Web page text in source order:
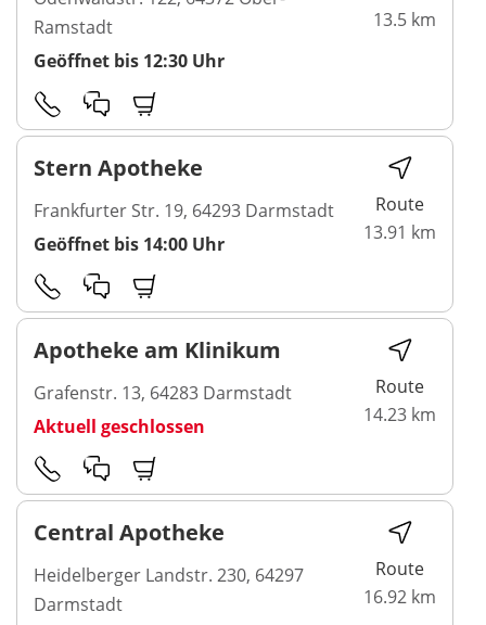
Ramstadt
Geöffnet bis 12:30 Uhr
13.5 km
Stern Apotheke
Frankfurter Str. 19, 64293 Darmstadt
Geöffnet bis 14:00 Uhr
Route
13.91 km
Apotheke am Klinikum
Grafenstr. 13, 64283 Darmstadt
Aktuell geschlossen
Route
14.23 km
Central Apotheke
Heidelberger Landstr. 230, 64297
Darmstadt
Route
16.92 km